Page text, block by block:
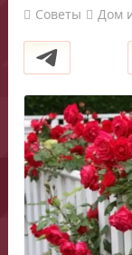
Советы Дом